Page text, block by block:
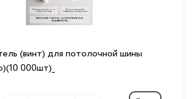
(винт) для потолочной шины
000шт)_